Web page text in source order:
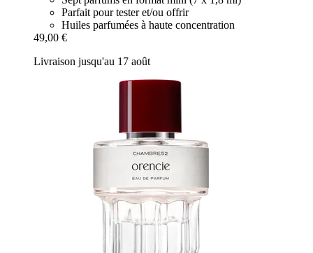
Parfait pour tester et/ou offrir
Huiles parfumées à haute concentration
49,00 €
Livraison jusqu'au 17 août